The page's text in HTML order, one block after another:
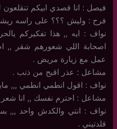
فيصل : انا قصدي ابيكم تنقلعون
فرح : وليش ؟؟؟ على راسه
نواف : ايه ,, هذا تفكيركم
اصحابة اللي شعورهم شقر ,,
عمل مع زيارة مريض .
مشاعل : عذر اقبح من ذنب .
نواف : اقول انطمي انطمي ,,,
مشاعل : احترم نفسك ,, انا
نواف : انتي والكدش واحد ,,,
قلدتيني .